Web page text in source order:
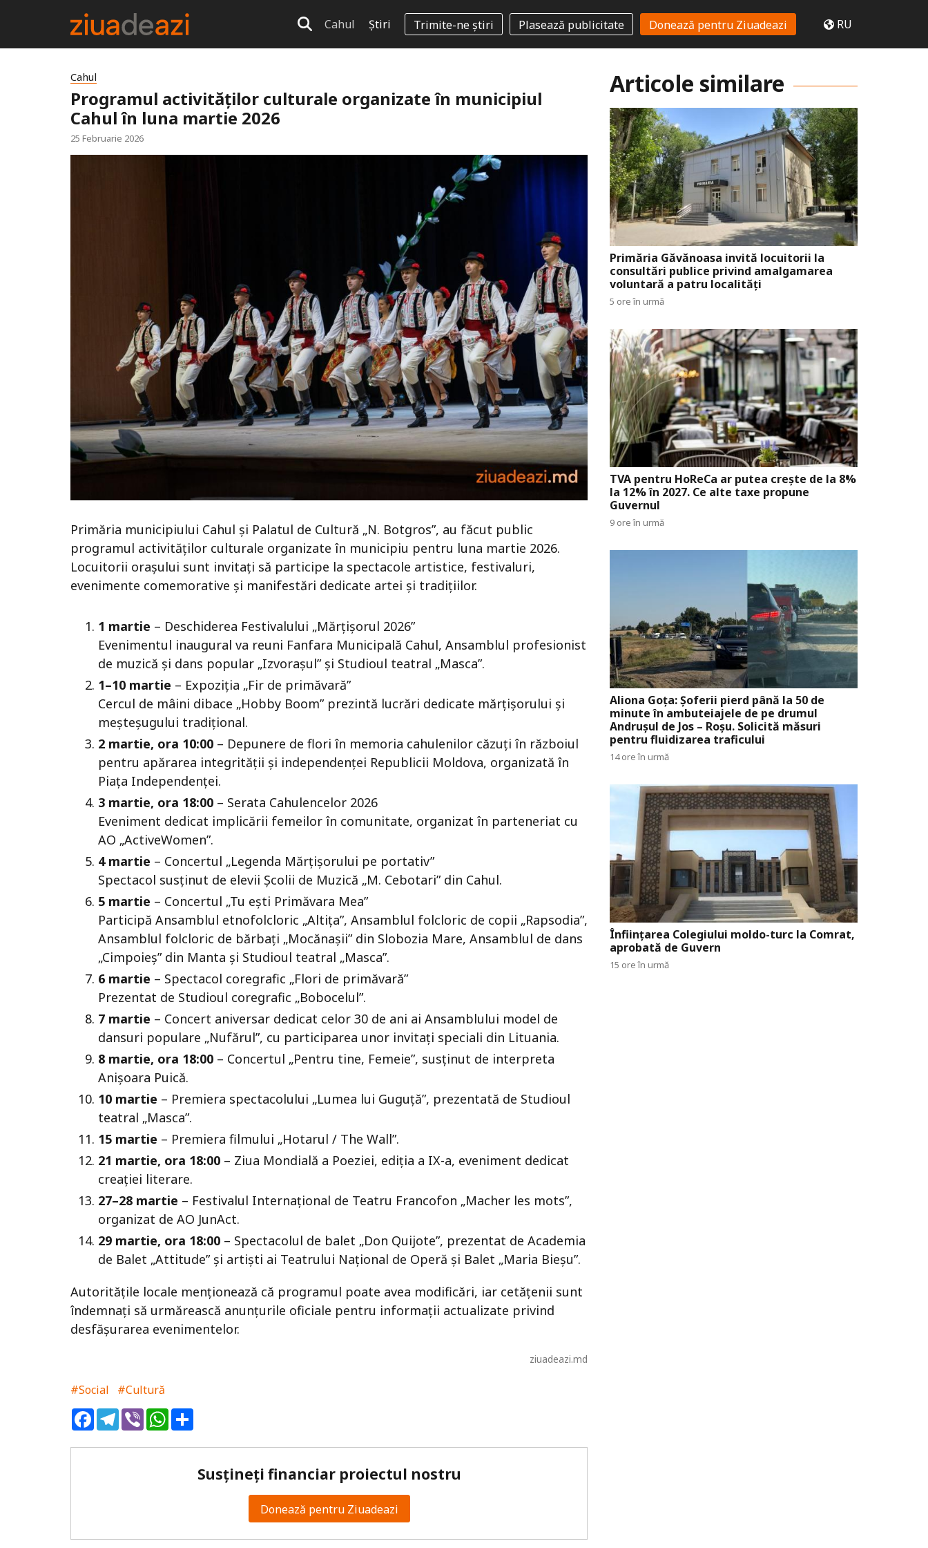
Cahul Știri Trimite-ne știri Plasează publicitate Donează pentru Ziuadeazi RU
Cahul
Programul activităților culturale organizate în municipiul
Cahul în luna martie 2026
25 Februarie 2026
Primăria municipiului Cahul și Palatul de Cultură „N. Botgros”, au făcut public
programul activităților culturale organizate în municipiu pentru luna martie 2026.
Locuitorii orașului sunt invitați să participe la spectacole artistice, festivaluri,
evenimente comemorative și manifestări dedicate artei și tradițiilor.
1 martie – Deschiderea Festivalului „Mărțișorul 2026”
Evenimentul inaugural va reuni Fanfara Municipală Cahul, Ansamblul profesionist
de muzică și dans popular „Izvorașul” și Studioul teatral „Masca”.
1–10 martie – Expoziția „Fir de primăvară”
Cercul de mâini dibace „Hobby Boom” prezintă lucrări dedicate mărțișorului și
meșteșugului tradițional.
2 martie, ora 10:00 – Depunere de flori în memoria cahulenilor căzuți în războiul
pentru apărarea integrității și independenței Republicii Moldova, organizată în
Piața Independenței.
3 martie, ora 18:00 – Serata Cahulencelor 2026
Eveniment dedicat implicării femeilor în comunitate, organizat în parteneriat cu
AO „ActiveWomen”.
4 martie – Concertul „Legenda Mărțișorului pe portativ”
Spectacol susținut de elevii Școlii de Muzică „M. Cebotari” din Cahul.
5 martie – Concertul „Tu ești Primăvara Mea”
Participă Ansamblul etnofolcloric „Altița”, Ansamblul folcloric de copii „Rapsodia”,
Ansamblul folcloric de bărbați „Mocănașii” din Slobozia Mare, Ansamblul de dans
„Cimpoieș” din Manta și Studioul teatral „Masca”.
6 martie – Spectacol coregrafic „Flori de primăvară”
Prezentat de Studioul coregrafic „Bobocelul”.
7 martie – Concert aniversar dedicat celor 30 de ani ai Ansamblului model de
dansuri populare „Nufărul”, cu participarea unor invitați speciali din Lituania.
8 martie, ora 18:00 – Concertul „Pentru tine, Femeie”, susținut de interpreta
Anișoara Puică.
10 martie – Premiera spectacolului „Lumea lui Guguță”, prezentată de Studioul
teatral „Masca”.
15 martie – Premiera filmului „Hotarul / The Wall”.
21 martie, ora 18:00 – Ziua Mondială a Poeziei, ediția a IX-a, eveniment dedicat
creației literare.
27–28 martie – Festivalul Internațional de Teatru Francofon „Macher les mots”,
organizat de AO JunAct.
29 martie, ora 18:00 – Spectacolul de balet „Don Quijote”, prezentat de Academia
de Balet „Attitude” și artiști ai Teatrului Național de Operă și Balet „Maria Bieșu”.
Autoritățile locale menționează că programul poate avea modificări, iar cetățenii sunt
îndemnați să urmărească anunțurile oficiale pentru informații actualizate privind
desfășurarea evenimentelor.
ziuadeazi.md
#Social
#Cultură
FacebookTelegram
ViberWhatsApp
Susțineți financiar proiectul nostru
Donează pentru Ziuadeazi
Articole similare
Primăria Găvănoasa invită locuitorii la
consultări publice privind amalgamarea
voluntară a patru localități
5 ore în urmă
TVA pentru HoReCa ar putea crește de la 8%
la 12% în 2027. Ce alte taxe propune
Guvernul
9 ore în urmă
Aliona Goța: Șoferii pierd până la 50 de
minute în ambuteiajele de pe drumul
Andrușul de Jos – Roșu. Solicită măsuri
pentru fluidizarea traficului
14 ore în urmă
Înființarea Colegiului moldo-turc la Comrat,
aprobată de Guvern
15 ore în urmă